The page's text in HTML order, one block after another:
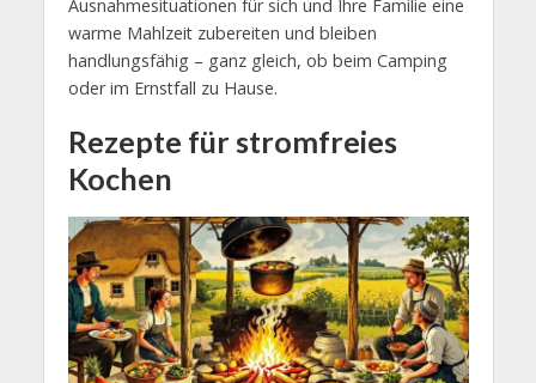
Ausnahmesituationen für sich und Ihre Familie eine
warme Mahlzeit zubereiten und bleiben
handlungsfähig – ganz gleich, ob beim Camping
oder im Ernstfall zu Hause.
Rezepte für stromfreies
Kochen